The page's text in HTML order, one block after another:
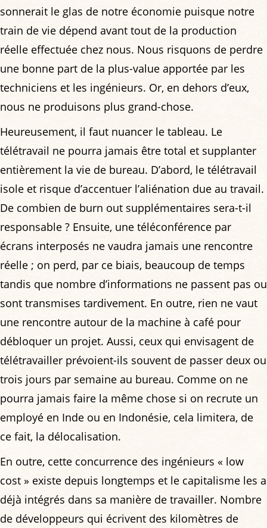
sonnerait le glas de notre économie puisque notre
train de vie dépend avant tout de la production
réelle effectuée chez nous. Nous risquons de perdre
une bonne part de la plus-value apportée par les
techniciens et les ingénieurs. Or, en dehors d’eux,
nous ne produisons plus grand-chose.
Heureusement, il faut nuancer le tableau. Le
télétravail ne pourra jamais être total et supplanter
entièrement la vie de bureau. D’abord, le télétravail
isole et risque d’accentuer l’aliénation due au travail.
De combien de burn out supplémentaires sera-t-il
responsable ? Ensuite, une téléconférence par
écrans interposés ne vaudra jamais une rencontre
réelle ; on perd, par ce biais, beaucoup de temps
tandis que nombre d’informations ne passent pas ou
sont transmises tardivement. En outre, rien ne vaut
une rencontre autour de la machine à café pour
débloquer un projet. Aussi, ceux qui envisagent de
télétravailler prévoient-ils souvent de passer deux ou
trois jours par semaine au bureau. Comme on ne
pourra jamais faire la même chose si on recrute un
employé en Inde ou en Indonésie, cela limitera, de
ce fait, la délocalisation.
En outre, cette concurrence des ingénieurs « low
cost » existe depuis longtemps et le capitalisme les a
déjà intégrés dans sa manière de travailler. Nombre
de développeurs qui écrivent des kilomètres de